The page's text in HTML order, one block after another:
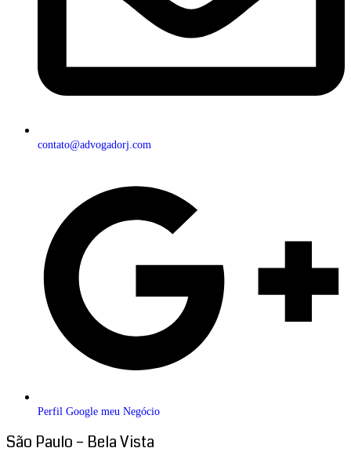
contato@advogadorj.com
Perfil Google meu Negócio
São Paulo – Bela Vista